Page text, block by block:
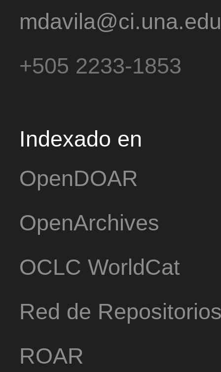
+505 2233-1853
Indexado en
OpenDOAR
OpenArchives
OCLC WorldCat
Red de
ROAR